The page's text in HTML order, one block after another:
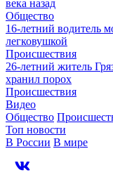
века назад
Общество
16-летний водитель
легковушкой
Происшествия
26-летний житель
хранил порох
Происшествия
Видео
Общество
Топ новости
В России В мире